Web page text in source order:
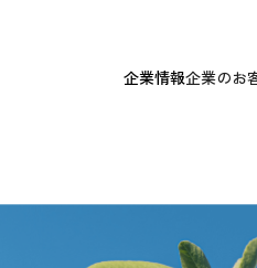
企業情報企業のお